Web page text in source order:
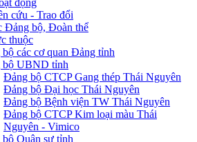
cứu - Trao đổi
Đảng bộ, Đoàn thể
thuộc
các cơ quan Đảng tỉnh
bộ UBND tỉnh
Đảng bộ CTCP Gang thép Thái Nguyên
Đảng bộ Đại học Thái Nguyên
Đảng bộ Bệnh viện TW Thái Nguyên
Đảng bộ CTCP Kim loại màu Thái
Nguyên - Vimico
Quân sự tỉnh